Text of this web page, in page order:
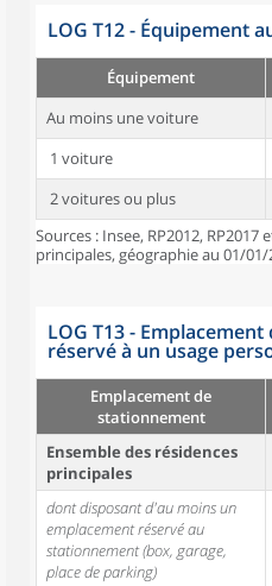
LOG T12 - Équipement
Équipement
Au moins une voiture
1 voiture
2 voitures ou plus
Sources : Insee, RP2012,
principales, géographie au 01/01/
LOG T13 -
réservé à un usage
Emplacement de
stationnement
Ensemble des résidences
principales
dont disposant d'au moins un
emplacement réservé au
stationnement (box, garage,
place de parking)